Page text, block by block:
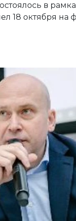
в
18 октября на